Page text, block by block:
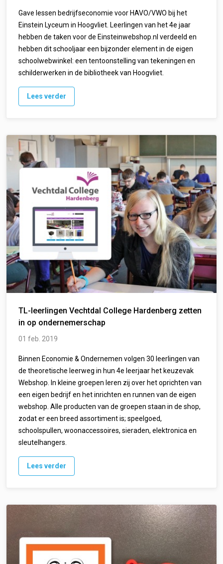
Gave lessen bedrijfseconomie voor HAVO/VWO bij het
Einstein Lyceum in Hoogvliet. Leerlingen van het 4e jaar
hebben de taken voor de Einsteinwebshop.nl verdeeld en
hebben dit schooljaar een bijzonder element in de eigen
schoolwebwinkel: een tentoonstelling van tekeningen en
schilderwerken in de bibliotheek van Hoogvliet.
Lees verder
TL-leerlingen Vechtdal College Hardenberg zetten
in op ondernemerschap
01 feb. 2019
Binnen Economie & Ondernemen volgen 30 leerlingen van
de theoretische leerweg in hun 4e leerjaar het keuzevak
Webshop. In kleine groepen leren zij over het oprichten van
een eigen bedrijf en het inrichten en runnen van de eigen
webshop. Alle producten van de groepen staan in de shop,
zodat er een breed assortiment is; speelgoed,
schoolspullen, woonaccessoires, sieraden, elektronica en
sleutelhangers.
Lees verder